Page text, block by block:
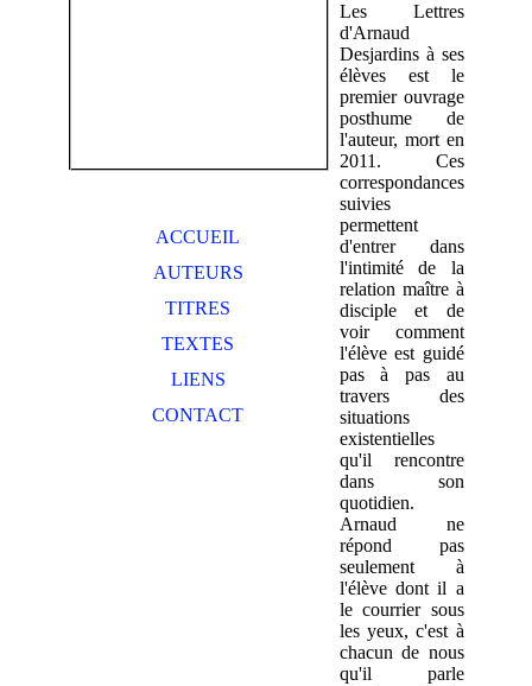
ACCUEIL
AUTEURS
TITRES
TEXTES
LIENS
CONTACT
Les Lettres
d'Arnaud
Desjardins à ses
élèves est le
premier ouvrage
posthume de
l'auteur, mort en
2011. Ces
correspondances
suivies
permettent
d'entrer dans
l'intimité de la
relation maître à
disciple et de
voir comment
l'élève est guidé
pas à pas au
travers des
situations
existentielles
qu'il rencontre
dans son
quotidien.
Arnaud ne
répond pas
seulement à
l'élève dont il a
le courrier sous
les yeux, c'est à
chacun de nous
qu'il parle